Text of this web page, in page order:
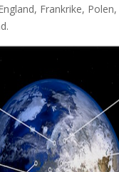
Frankrike,